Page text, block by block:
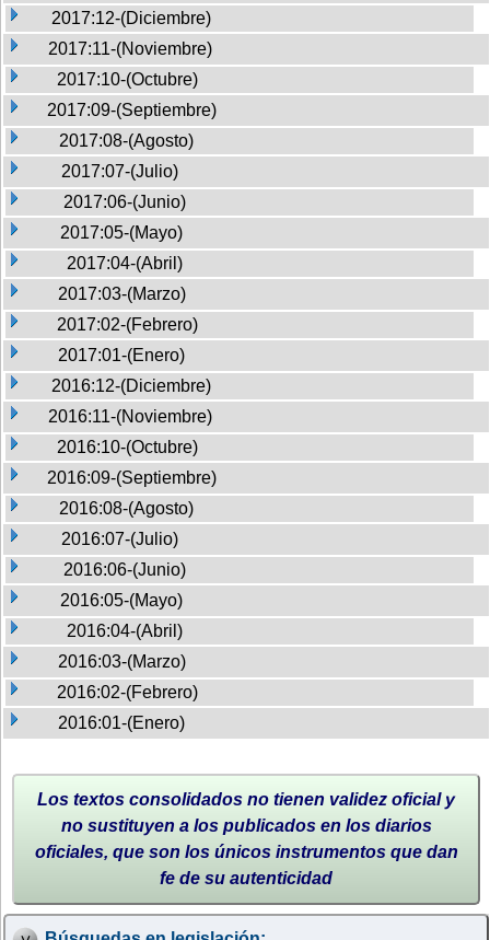
2017:12-(Diciembre)
2017:11-(Noviembre)
2017:10-(Octubre)
2017:09-(Septiembre)
2017:08-(Agosto)
2017:07-(Julio)
2017:06-(Junio)
2017:05-(Mayo)
2017:04-(Abril)
2017:03-(Marzo)
2017:02-(Febrero)
2017:01-(Enero)
2016:12-(Diciembre)
2016:11-(Noviembre)
2016:10-(Octubre)
2016:09-(Septiembre)
2016:08-(Agosto)
2016:07-(Julio)
2016:06-(Junio)
2016:05-(Mayo)
2016:04-(Abril)
2016:03-(Marzo)
2016:02-(Febrero)
2016:01-(Enero)
Los textos consolidados no tienen validez oficial y
no sustituyen a los publicados en los diarios
oficiales, que son los únicos instrumentos que dan
fe de su autenticidad